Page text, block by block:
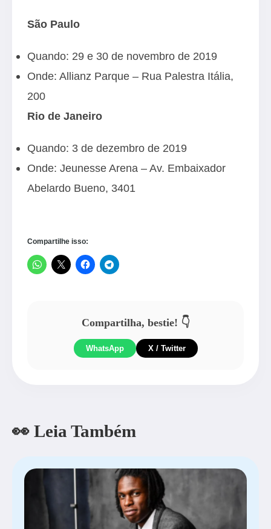
São Paulo
Quando: 29 e 30 de novembro de 2019
Onde: Allianz Parque – Rua Palestra Itália,
200
Rio de Janeiro
Quando: 3 de dezembro de 2019
Onde: Jeunesse Arena – Av. Embaixador
Abelardo Bueno, 3401
Compartilhe isso:
Compartilha, bestie! 👇
WhatsApp X / Twitter
👀 Leia Também